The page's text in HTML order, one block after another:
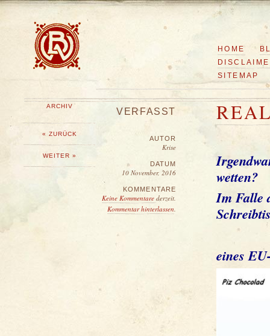
HOME
SITEMAP
ARCHIV
« ZURÜCK
WEITER »
VERFASST
AUTOR
Krise
DATUM
10 November, 2016
KOMMENTARE
Keine Kommentare derzeit.
Kommentar hinterlassen.
wetten?
Im Falle
eines